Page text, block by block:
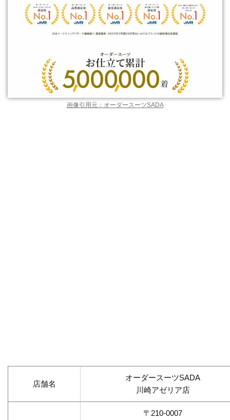
画像引用元：オーダースーツSADA
店舗名
オーダースーツSADA
川崎アゼリア店
〒210-0007